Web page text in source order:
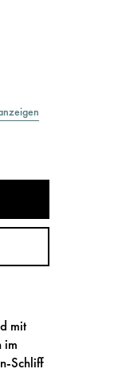
mit
im
Schliff